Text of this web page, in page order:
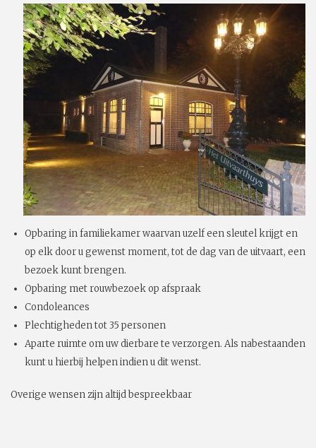
Opbaring in familiekamer waarvan uzelf een sleutel krijgt en
op elk door u gewenst moment, tot de dag van de uitvaart, een
bezoek kunt brengen.
Opbaring met rouwbezoek op afspraak
Condoleances
Plechtigheden tot 35 personen
Aparte ruimte om uw dierbare te verzorgen. Als nabestaanden
kunt u hierbij helpen indien u dit wenst.
Overige wensen zijn altijd bespreekbaar